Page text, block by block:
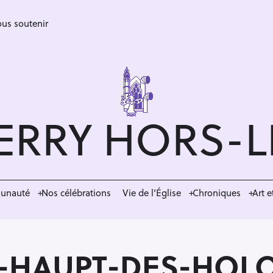
soutenir
HORS-
Nos célébrations Vie de l’Église Chroniques Art